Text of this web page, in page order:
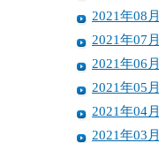
2021年08月
2021年07月
2021年06月
2021年05月
2021年04月
2021年03月